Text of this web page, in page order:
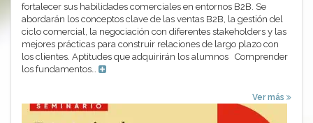
fortalecer sus habilidades comerciales en entornos B2B. Se
abordarán los conceptos clave de las ventas B2B, la gestión del
ciclo comercial, la negociación con diferentes stakeholders y las
mejores prácticas para construir relaciones de largo plazo con
los clientes. Aptitudes que adquirirán los alumnos Comprender
los fundamentos…
Ver más